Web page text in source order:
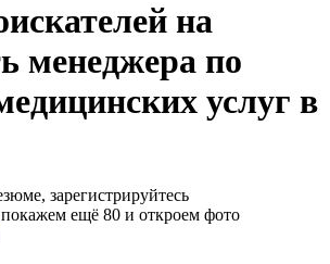
на
менеджера по
услуг в
зарегистрируйтесь
ещё 80 и откроем фото